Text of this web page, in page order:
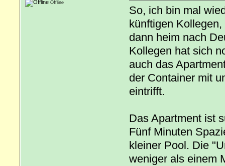
Offline
So, ich bin mal
künftigen
dann heim nach
Kollegen hat sich
auch das
der Container mit
eintrifft.
Das Apartment ist
Fünf Minuten
kleiner Pool. Die
weniger als einem